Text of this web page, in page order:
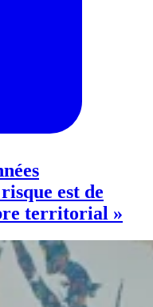
est de
territorial »